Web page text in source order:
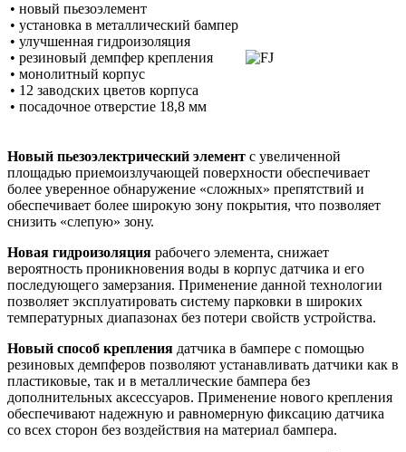
• новый пьезоэлемент
• установка в металлический бампер
• улучшенная гидроизоляция
• резиновый демпфер крепления
• монолитный корпус
• 12 заводских цветов корпуса
• посадочное отверстие 18,8 мм
Новый пьезоэлектрический элемент с увеличенной
площадью приемоизлучающей поверхности обеспечивает
более уверенное обнаружение «сложных» препятствий и
обеспечивает более широкую зону покрытия, что позволяет
снизить «слепую» зону.
Новая гидроизоляция рабочего элемента, снижает
вероятность проникновения воды в корпус датчика и его
последующего замерзания. Применение данной технологии
позволяет эксплуатировать систему парковки в широких
температурных диапазонах без потери свойств устройства.
Новый способ крепления датчика в бампере с помощью
резиновых демпферов позволяют устанавливать датчики как в
пластиковые, так и в металлические бампера без
дополнительных аксессуаров. Применение нового крепления
обеспечивают надежную и равномерную фиксацию датчика
со всех сторон без воздействия на материал бампера.